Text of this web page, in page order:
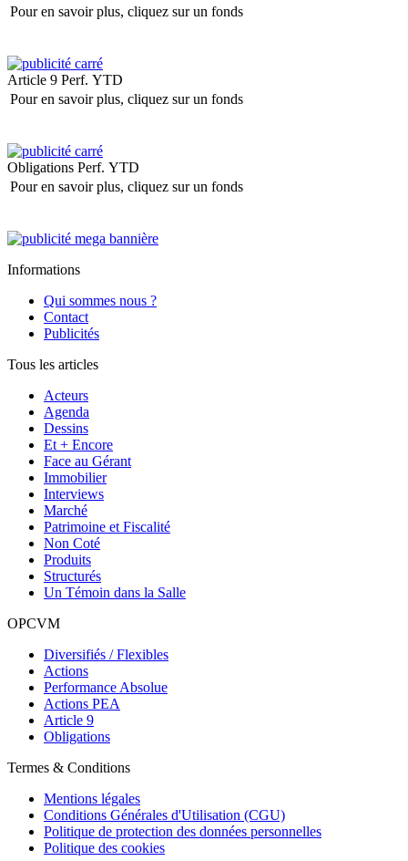
Pour en savoir plus, cliquez sur un fonds
Article 9 Perf. YTD
Pour en savoir plus, cliquez sur un fonds
Obligations Perf. YTD
Pour en savoir plus, cliquez sur un fonds
Informations
Qui sommes nous ?
Contact
Publicités
Tous les articles
Acteurs
Agenda
Dessins
Et + Encore
Face au Gérant
Immobilier
Interviews
Marché
Patrimoine et Fiscalité
Non Coté
Produits
Structurés
Un Témoin dans la Salle
OPCVM
Diversifiés / Flexibles
Actions
Performance Absolue
Actions PEA
Article 9
Obligations
Termes & Conditions
Mentions légales
Conditions Générales d'Utilisation (CGU)
Politique de protection des données personnelles
Politique des cookies